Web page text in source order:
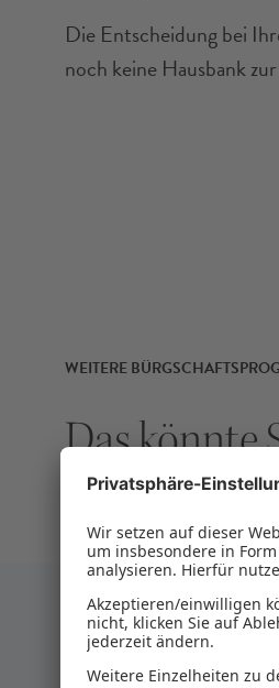
Die Entscheidung bei
noch keine Hausbank
WEITERE
Das könnte